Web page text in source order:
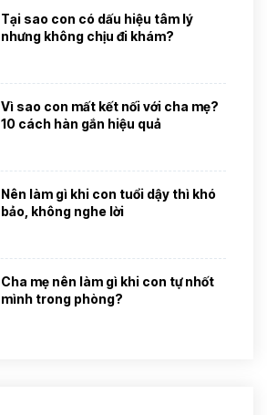
Tại sao con có dấu hiệu tâm lý
nhưng không chịu đi khám?
Vì sao con mất kết nối với cha mẹ?
10 cách hàn gắn hiệu quả
Nên làm gì khi con tuổi dậy thì khó
bảo, không nghe lời
Cha mẹ nên làm gì khi con tự nhốt
mình trong phòng?